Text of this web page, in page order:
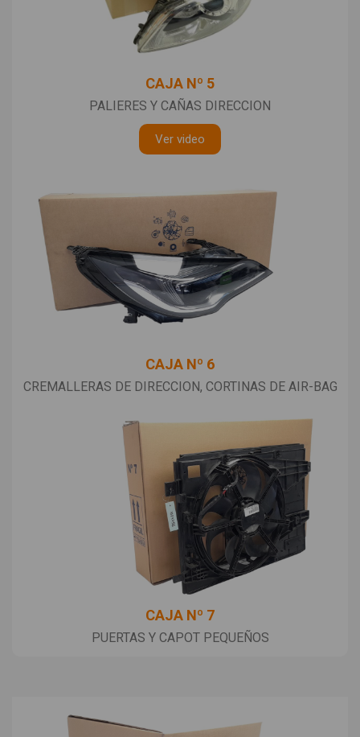
CAJA Nº 5
PALIERES Y CAÑAS DIRECCION
Ver video
CAJA Nº 6
CREMALLERAS DE DIRECCION, CORTINAS DE AIR-BAG
CAJA Nº 7
PUERTAS Y CAPOT PEQUEÑOS